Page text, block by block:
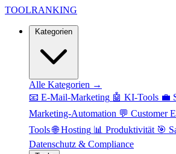
TOOLRANKING
Alle Kategorien →
📧 E-Mail-Marketing 🤖 KI-Tools 💼
Marketing-Automation 💬 Customer
Tools 🌐 Hosting 📊 Produktivität 🎯
Datenschutz & Compliance